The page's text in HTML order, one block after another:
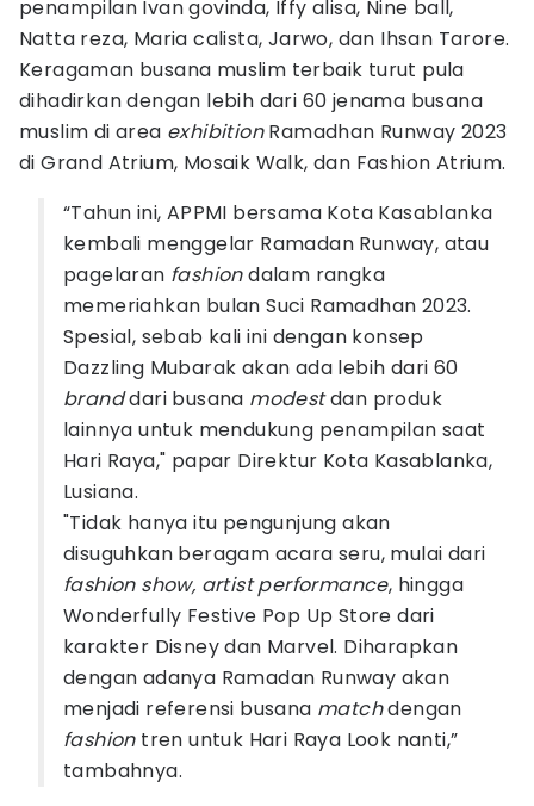
penampilan Ivan govinda, Iffy alisa, Nine ball,
Natta reza, Maria calista, Jarwo, dan Ihsan Tarore.
Keragaman busana muslim terbaik turut pula
dihadirkan dengan lebih dari 60 jenama busana
muslim di area exhibitionRamadhan Runway 2023
di Grand Atrium, Mosaik Walk, dan Fashion Atrium.
“Tahun ini, APPMI bersama Kota Kasablanka
kembali menggelar Ramadan Runway, atau
pagelaran fashiondalam rangka
memeriahkan bulan Suci Ramadhan 2023.
Spesial, sebab kali ini dengan konsep
Dazzling Mubarak akan ada lebih dari 60
branddari busana modestdan produk
lainnya untuk mendukung penampilan saat
Hari Raya," papar Direktur Kota Kasablanka,
Lusiana.
"Tidak hanya itu pengunjung akan
disuguhkan beragam acara seru, mulai dari
fashion show, artist performance, hingga
Wonderfully Festive Pop Up Store dari
karakter Disney dan Marvel. Diharapkan
dengan adanya Ramadan Runway akan
menjadi referensi busana matchdengan
fashiontren untuk Hari Raya Look nanti,”
tambahnya.